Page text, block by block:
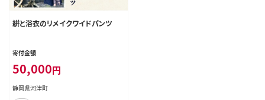
絣と浴衣のリメイクワイドパンツ
寄付金額
50,000円
静岡県河津町